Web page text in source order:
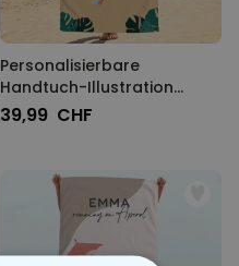
Personalisierbare
Handtuch-Illustration
Freundinnen Strand
39,99 CHF